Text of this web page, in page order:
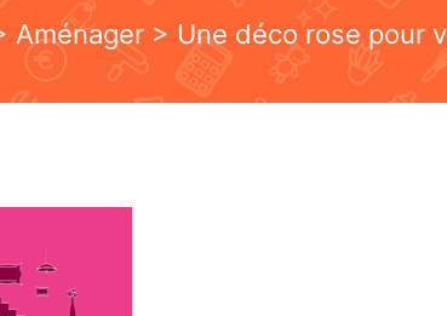
Aménager> Une déco rose pour